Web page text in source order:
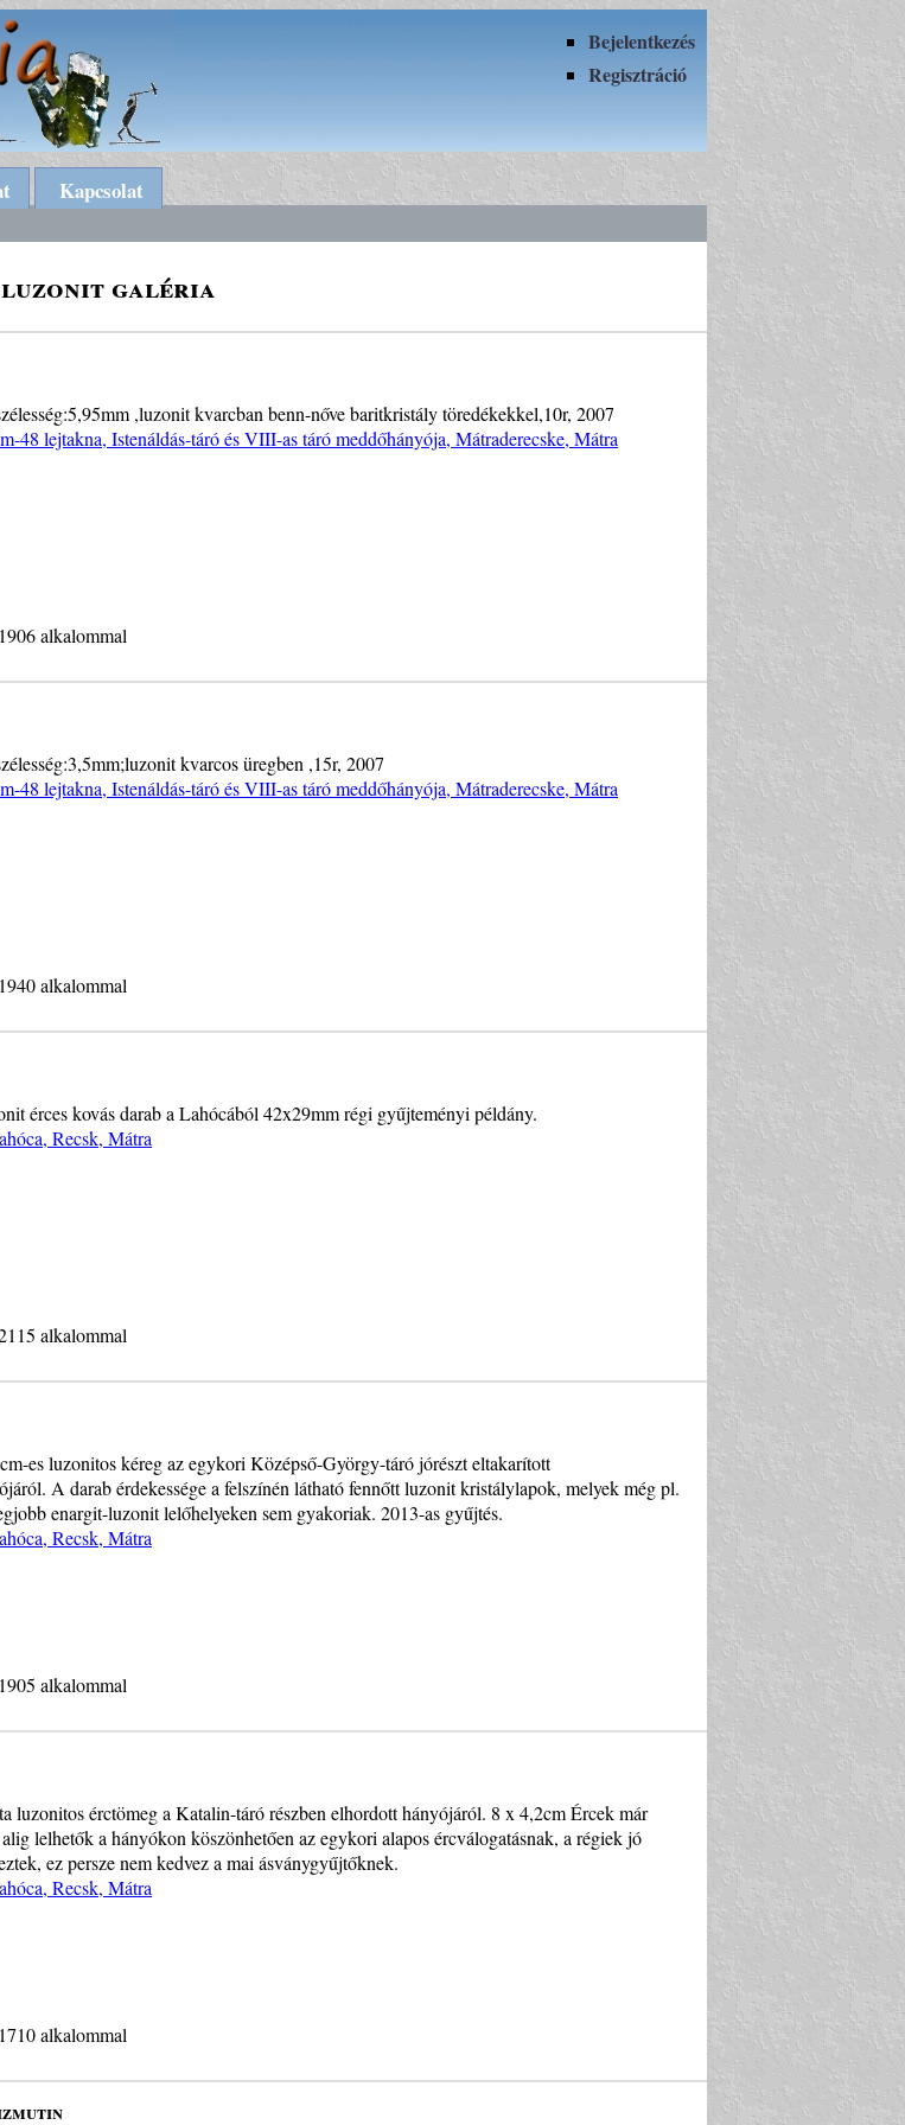
Bejelentkezés
Regisztráció
Kapcsolat
luzonit galéria
,luzonit kvarcban benn-nőve baritkristály töredékekkel,10r, 2007
48 lejtakna, Istenáldás-táró és VIII-as táró meddőhányója, Mátraderecske, Mátra
alkalommal
kvarcos üregben ,15r, 2007
48 lejtakna, Istenáldás-táró és VIII-as táró meddőhányója, Mátraderecske, Mátra
alkalommal
érces kovás darab a Lahócából 42x29mm régi gyűjteményi példány.
Recsk, Mátra
alkalommal
es luzonitos kéreg az egykori Középső-György-táró jórészt eltakarított
A darab érdekessége a felszínén látható fennőtt luzonit kristálylapok, melyek még pl.
enargit-luzonit lelőhelyeken sem gyakoriak. 2013-as gyűjtés.
Recsk, Mátra
alkalommal
luzonitos érctömeg a Katalin-táró részben elhordott hányójáról. 8 x 4,2cm Ércek már
lelhetők a hányókon köszönhetően az egykori alapos ércválogatásnak, a régiek jó
ez persze nem kedvez a mai ásványgyűjtőknek.
Recsk, Mátra
alkalommal